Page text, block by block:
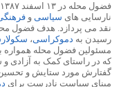
نارسایی های سیاسی و
نقد می پردازد. هدف فضول
رسیدن به دموکراسی،
مسئولین فضول محله همواره به
که در راستای کمک به آزادی
گفتارش مورد ستایش و تحسین
مبنای سیاست نادرست برای